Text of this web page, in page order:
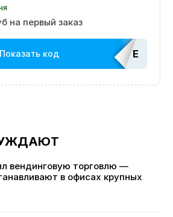
на первый заказ
Показать код
вендинговую торговлю —
в офисах крупных